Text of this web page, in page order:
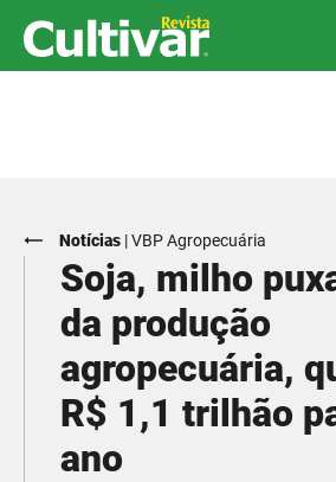
Notícias |VBP Agropecuária
Soja, milho
da produção
agropecuária,
R$ 1,1 trilhão
ano